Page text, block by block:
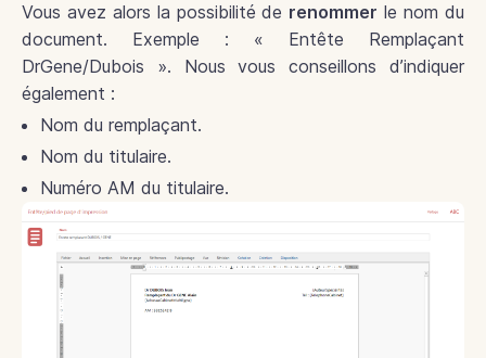
Vous avez alors la possibilité de renommer le nom du
document. Exemple : « Entête Remplaçant
DrGene/Dubois ». Nous vous conseillons d’indiquer
également :
Nom du remplaçant.
Nom du titulaire.
Numéro AM du titulaire.